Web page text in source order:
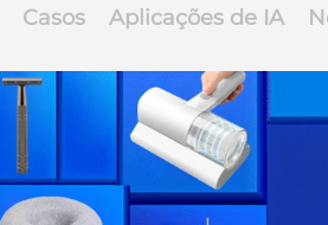
Casos Aplicações de IA